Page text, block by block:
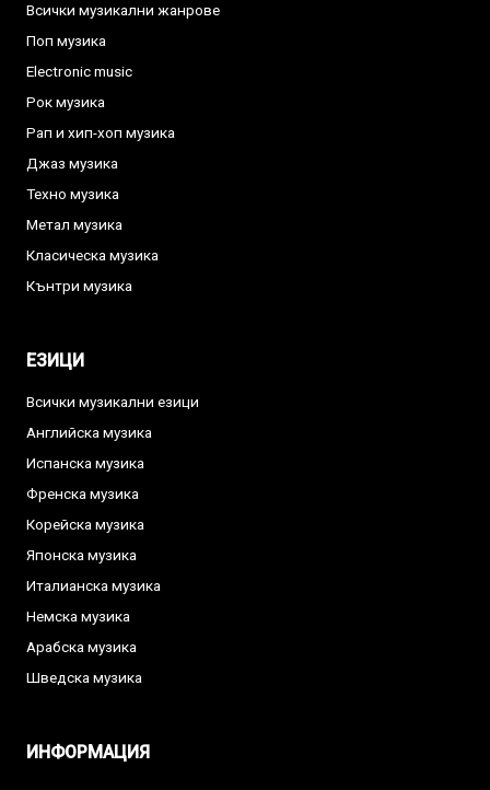
Всички музикални жанрове
Поп музика
Electronic music
Рок музика
Рап и хип-хоп музика
Джаз музика
Техно музика
Метал музика
Класическа музика
Кънтри музика
ЕЗИЦИ
Всички музикални езици
Английска музика
Испанска музика
Френска музика
Корейска музика
Японска музика
Италианска музика
Немска музика
Арабска музика
Шведска музика
ИНФОРМАЦИЯ